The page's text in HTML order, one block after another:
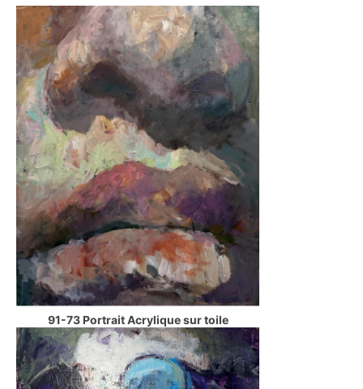
91-73 Portrait Acrylique sur toile